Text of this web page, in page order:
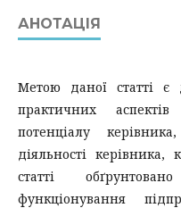
АНОТАЦІЯ
Метою даної статті є
практичних
потенціалу
діяльності
статті
функціонування